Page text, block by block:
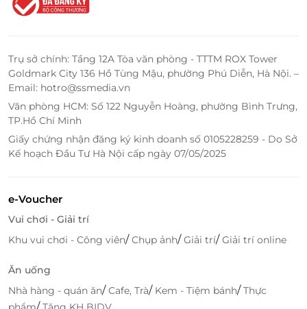
Toạ lạc gần trung tâm thành phố biển Nha
thơ mộng. Đặc biệt,khách sạn gây thương nhớ và ấn
tượng cho mỗi du khách làhệ thống đèn chiếu sáng
được lấp đầy các dãy tầng cao, chính vì thế khi bầu
trời chuyển màu huyền bí thì cũng là lúc Paris Nha
Trang Hotel như một mô hình tháp “Eiffel” - kinh đô
ánh sáng của cả một vùng trời.
Trụ sở chính: Tầng 12A Tòa văn phòng - TTTM ROX Tower
Goldmark City 136 Hồ Tùng Mậu, phường Phú Diễn, Hà Nội. –
Email: hotro@ssmedia.vn
Văn phòng HCM: Số 122 Nguyễn Hoàng, phường Bình Trưng,
TP.Hồ Chí Minh
Giấy chứng nhận đăng ký kinh doanh số 0105228259 - Do Sở
Kế hoạch Đầu Tư Hà Nội cấp ngày 07/05/2025
e-Voucher
Vui chơi - Giải trí
Khu vui chơi - Công viên/Chụp ảnh/Giải trí/Giải trí online
Ăn uống
Nhà hàng - quán ăn/Cafe, Trà/ Kem - Tiệm bánh/Thực